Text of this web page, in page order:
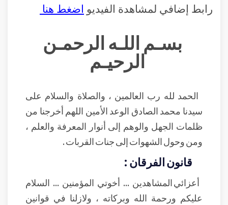
رابط إضافي لمشاهدة الفيديو اضغط هنا
بسـم اللـه الرحمـن
الرحيـم
الحمد لله رب العالمين ، والصلاة والسلام على
سيدنا محمد الصادق الوعد الأمين اللهم أخرجنا من
ظلمات الجهل والوهم إلى أنوار المعرفة والعلم ،
ومن وحول الشهوات إلى جنات القربات .
قانون الفرقان :
أعزائي المشاهدين ... أخوتي المؤمنين ... السلام
عليكم ورحمة الله وبركاته ، ولازلنا في قوانين